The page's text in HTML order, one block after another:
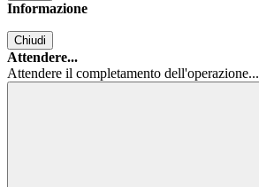
Informazione
Chiudi
Attendere...
Attendere il completamento dell'operazione...